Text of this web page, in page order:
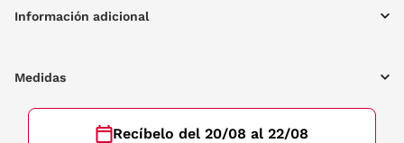
Información adicional
Medidas
Recíbelo del 20/08 al 22/08